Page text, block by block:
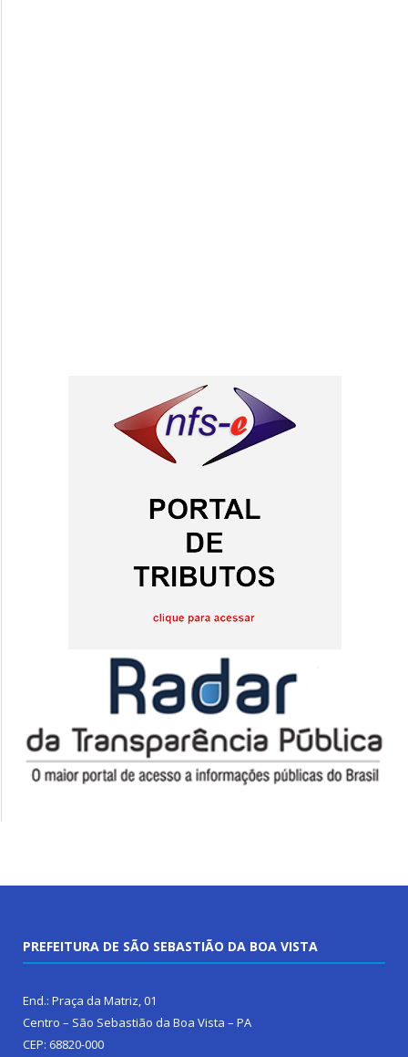
PREFEITURA DE SÃO SEBASTIÃO DA BOA VISTA
End.: Praça da Matriz, 01
Centro – São Sebastião da Boa Vista – PA
CEP: 68820-000